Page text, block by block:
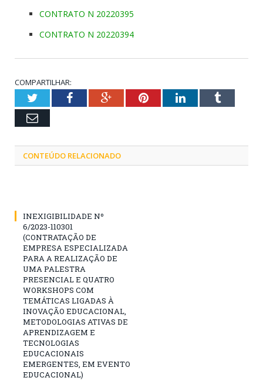
CONTRATO N 20220395
CONTRATO N 20220394
COMPARTILHAR:
TwitterFacebookGoogle+PinterestLinkedInTumblr
Email
CONTEÚDO RELACIONADO
INEXIGIBILIDADE Nº
6/2023-110301
(CONTRATAÇÃO DE
EMPRESA ESPECIALIZADA
PARA A REALIZAÇÃO DE
UMA PALESTRA
PRESENCIAL E QUATRO
WORKSHOPS COM
TEMÁTICAS LIGADAS À
INOVAÇÃO EDUCACIONAL,
METODOLOGIAS ATIVAS DE
APRENDIZAGEM E
TECNOLOGIAS
EDUCACIONAIS
EMERGENTES, EM EVENTO
EDUCACIONAL)